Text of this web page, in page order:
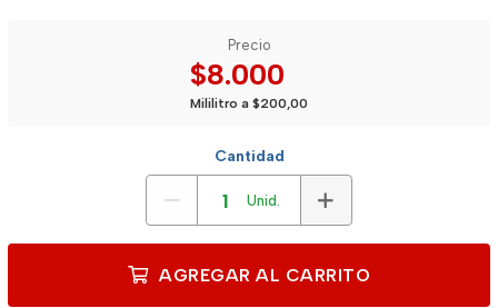
Precio
$8.000
Mililitro a $200,00
Cantidad
Unid.
AGREGAR AL CARRITO